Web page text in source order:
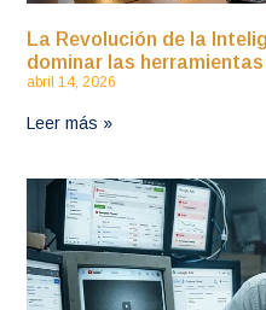
La Revolución de la
dominar las
abril 14, 2026
Leer más »